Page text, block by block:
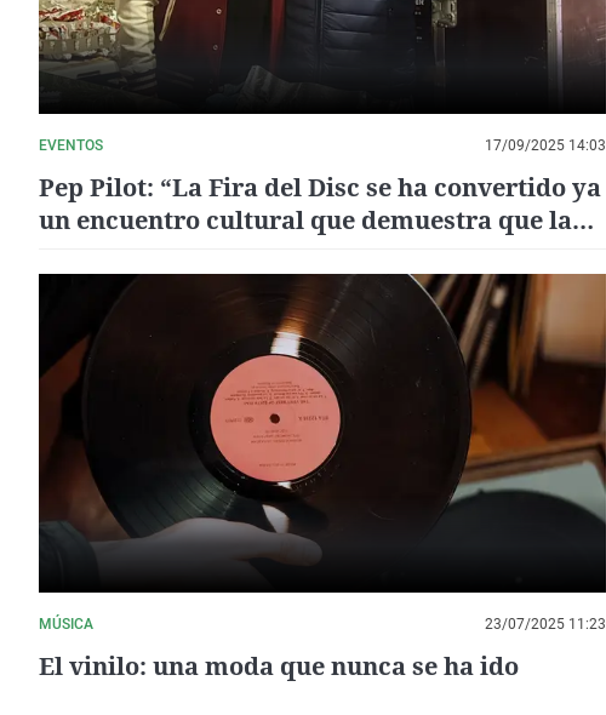
EVENTOS 17/09/2025 14:03
Pep Pilot: “La Fira del Disc se ha convertido ya
un encuentro cultural que demuestra que la
MÚSICA 23/07/2025 11:23
El vinilo: una moda que nunca se ha ido